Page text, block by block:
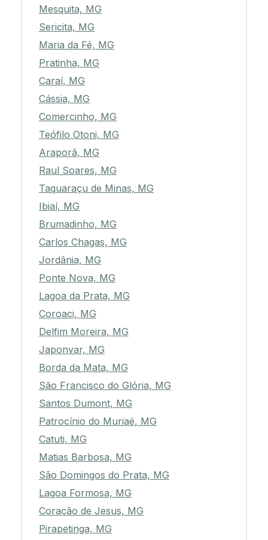
Mesquita, MG
Sericita, MG
Maria da Fé, MG
Pratinha, MG
Caraí, MG
Cássia, MG
Comercinho, MG
Teófilo Otoni, MG
Araporã, MG
Raul Soares, MG
Taquaraçu de Minas, MG
Ibiaí, MG
Brumadinho, MG
Carlos Chagas, MG
Jordânia, MG
Ponte Nova, MG
Lagoa da Prata, MG
Coroaci, MG
Delfim Moreira, MG
Japonvar, MG
Borda da Mata, MG
São Francisco do Glória, MG
Santos Dumont, MG
Patrocínio do Muriaé, MG
Catuti, MG
Matias Barbosa, MG
São Domingos do Prata, MG
Lagoa Formosa, MG
Coração de Jesus, MG
Pirapetinga, MG